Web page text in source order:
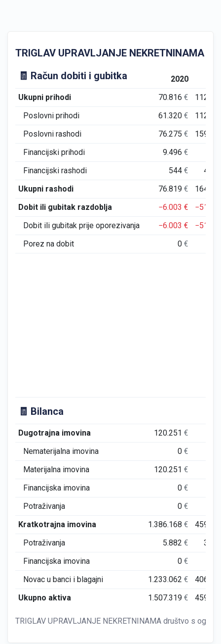
TRIGLAV UPRAVLJANJE NEKRETNINAMA
🧾 Račun dobiti i gubitka
2020
Ukupni prihodi
70.816€
Poslovni prihodi
61.320€
Poslovni rashodi
76.275€
Financijski prihodi
9.496€
Financijski rashodi
544€
Ukupni rashodi
76.819€
Dobit ili gubitak razdoblja
−6.003€
Dobit ili gubitak prije oporezivanja
−6.003€
Porez na dobit
0€
🧾 Bilanca
Dugotrajna imovina 120.251€
Nematerijalna imovina
0€
Materijalna imovina
120.251€
Financijska imovina
0€
Potraživanja
0€
Kratkotrajna imovina
1.386.168€
Potraživanja
5.882€
Financijska imovina
0€
Novac u banci i blagajni
1.233.062€
Ukupno aktiva
1.507.319€
TRIGLAV UPRAVLJANJE NEKRETNINAMA društvo s